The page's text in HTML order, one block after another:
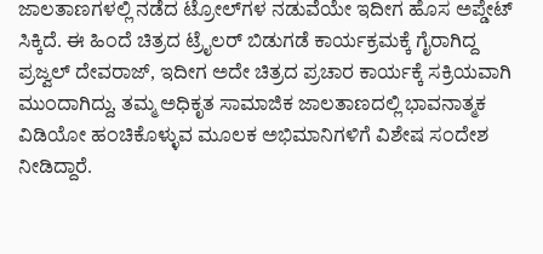
ಜಾಲತಾಣಗಳಲ್ಲಿ ನಡೆದ ಟ್ರೋಲ್‌ಗಳ ನಡುವೆಯೇ ಇದೀಗ ಹೊಸ ಅಪ್ಡೇಟ್‌‌
ಸಿಕ್ಕಿದೆ. ಈ ಹಿಂದೆ ಚಿತ್ರದ ಟ್ರೈಲರ್ ಬಿಡುಗಡೆ ಕಾರ್ಯಕ್ರಮಕ್ಕೆ ಗೈರಾಗಿದ್ದ
ಪ್ರಜ್ವಲ್ ದೇವರಾಜ್, ಇದೀಗ ಅದೇ ಚಿತ್ರದ ಪ್ರಚಾರ ಕಾರ್ಯಕ್ಕೆ ಸಕ್ರಿಯವಾಗಿ
ಮುಂದಾಗಿದ್ದು, ತಮ್ಮ ಅಧಿಕೃತ ಸಾಮಾಜಿಕ ಜಾಲತಾಣದಲ್ಲಿ ಭಾವನಾತ್ಮಕ
ವಿಡಿಯೋ ಹಂಚಿಕೊಳ್ಳುವ ಮೂಲಕ ಅಭಿಮಾನಿಗಳಿಗೆ ವಿಶೇಷ ಸಂದೇಶ
ನೀಡಿದ್ದಾರೆ.